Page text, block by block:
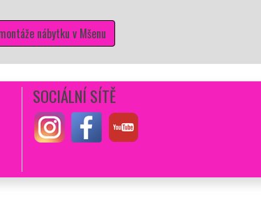
Mám zájem o montáže kuchyní v Mšenu
SOCIÁLNÍ SÍTĚ